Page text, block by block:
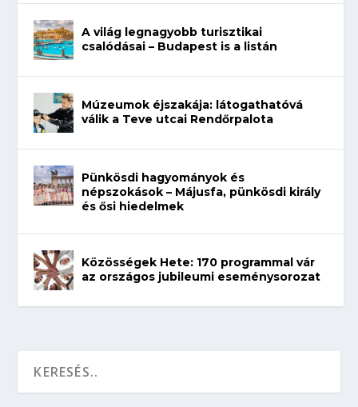
A világ legnagyobb turisztikai
csalódásai – Budapest is a listán
Múzeumok éjszakája: látogathatóvá
válik a Teve utcai Rendőrpalota
Pünkösdi hagyományok és
népszokások – Májusfa, pünkösdi király
és ősi hiedelmek
Közösségek Hete: 170 programmal vár
az országos jubileumi eseménysorozat